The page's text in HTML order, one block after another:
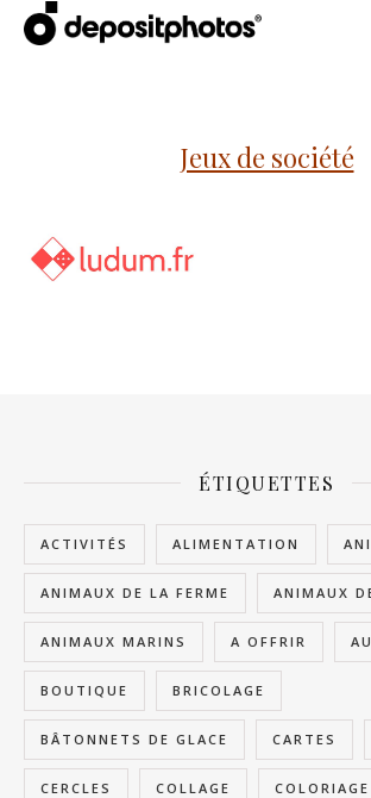
Jeux de société
ÉTIQUETTES
ACTIVITÉS ALIMENTATION
ANIMAUX DE LA FERME ANIMAUX
ANIMAUX MARINS A OFFRIR
BOUTIQUE BRICOLAGE
BÂTONNETS DE GLACE CARTES
CERCLES COLLAGE COLORIAGE